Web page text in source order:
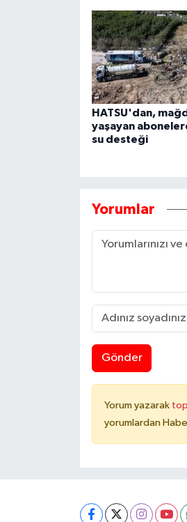
HATSU'dan,
yaşayan
su desteği
Yorumlar
Gönder
Yorum yazarak
yorumlardan